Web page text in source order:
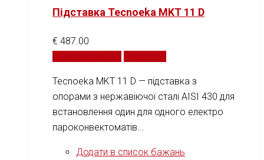
Підставка Tecnoeka MKT 11 D
€ 487.00
Tecnoeka MKT 11 D — підставка з
опорами з нержавіючої сталі AISI 430 для
встановлення один для одного електро
пароконвектоматів...
Додати в список бажань